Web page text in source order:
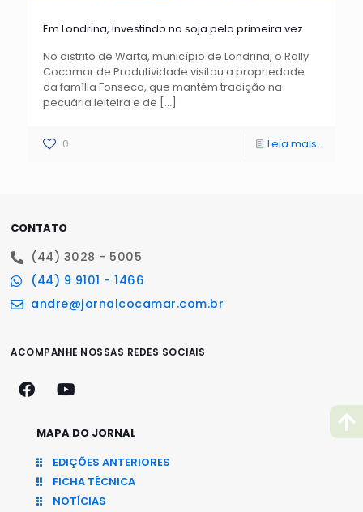
Em Londrina, investindo na soja pela primeira vez
No distrito de Warta, município de Londrina, o Rally
Cocamar de Produtividade visitou a propriedade
da família Fonseca, que mantém tradição na
pecuária leiteira e de […]
0 Leia mais...
CONTATO
(44) 3028 - 5005
(44) 9 9101 - 1466
andre@jornalcocamar.com.br
ACOMPANHE NOSSAS REDES SOCIAIS
MAPA DO JORNAL
EDIÇÕES ANTERIORES
FICHA TÉCNICA
NOTÍCIAS